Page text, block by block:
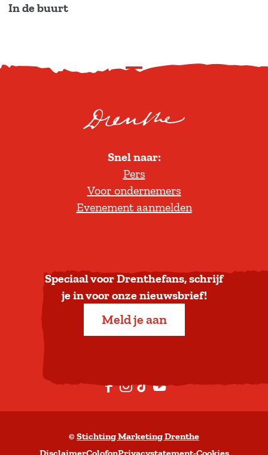
In de buurt
S
o
l
t
e
r
a
a
b
n
Snel naar:
Pers
Voor ondernemers
Evenement aanmelden
Speciaal voor Drenthefans, schrijf
je in voor onze nieuwsbrief!
Meld je aan
F
a
e
I
n
t
T
i
T
Y
o
t
© Stichting Marketing Drenthe